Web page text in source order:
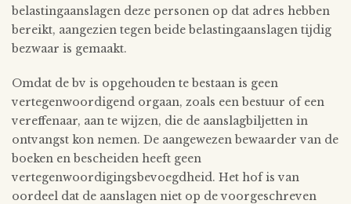
belastingaanslagen deze personen op dat adres hebben
bereikt, aangezien tegen beide belastingaanslagen tijdig
bezwaar is gemaakt.
Omdat de bv is opgehouden te bestaan is geen
vertegenwoordigend orgaan, zoals een bestuur of een
vereffenaar, aan te wijzen, die de aanslagbiljetten in
ontvangst kon nemen. De aangewezen bewaarder van de
boeken en bescheiden heeft geen
vertegenwoordigingsbevoegdheid. Het hof is van
oordeel dat de aanslagen niet op de voorgeschreven